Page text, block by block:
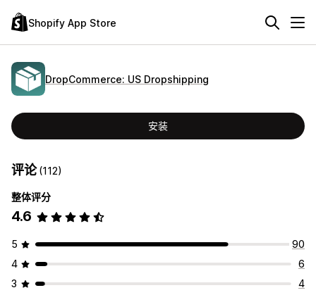
Shopify App Store
DropCommerce: US Dropshipping
安装
评论(112)
整体评分
4.6
5
90
4
6
3
4